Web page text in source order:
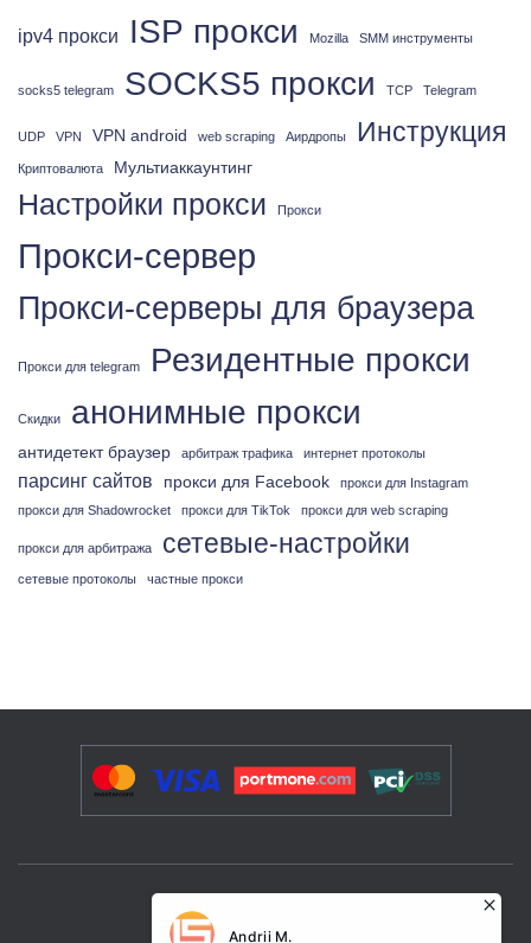
ipv4 прокси ISP прокси Mozilla SMM инструменты
socks5 telegram SOCKS5 прокси TCP Telegram
UDP VPN VPN android web scraping Аирдропы Инструкция
Криптовалюта Мультиаккаунтинг
Настройки прокси Прокси
Прокси-сервер
Прокси-серверы для браузера
Прокси для telegram Резидентные прокси
Скидки анонимные прокси
антидетект браузер арбитраж трафика интернет протоколы
парсинг сайтов прокси для Facebook
прокси для Instagram
прокси для Shadowrocket
прокси для TikTok прокси для web scraping
прокси для арбитража сетевые-настройки
сетевые протоколы частные прокси
УСЛУГИ И РЕШЕНИЯ